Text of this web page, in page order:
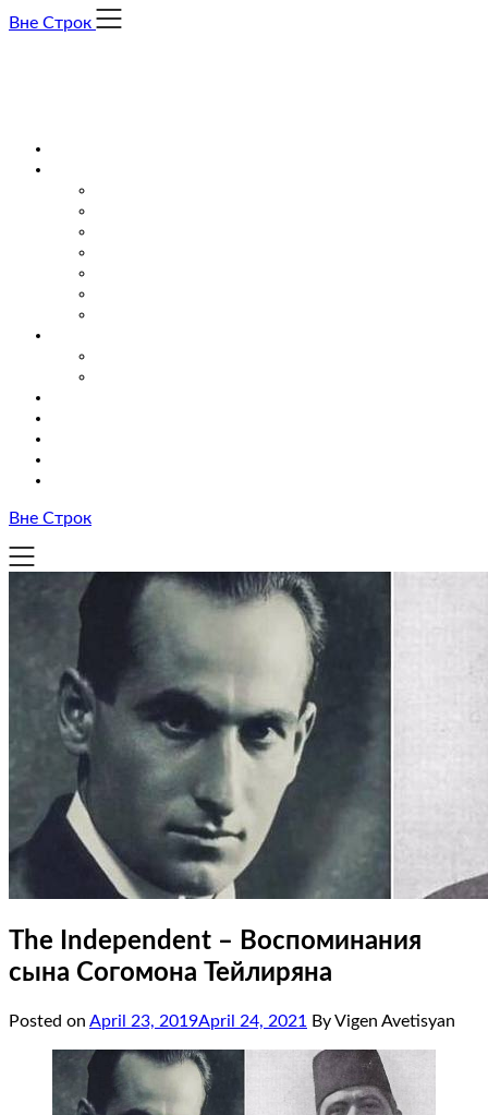
Skip
Вне Строк
Вне Строк
The Independent – Воспоминания
сына Согомона Тейлиряна
Posted on April 23, 2019April 24, 2021 By Vigen Avetisyan